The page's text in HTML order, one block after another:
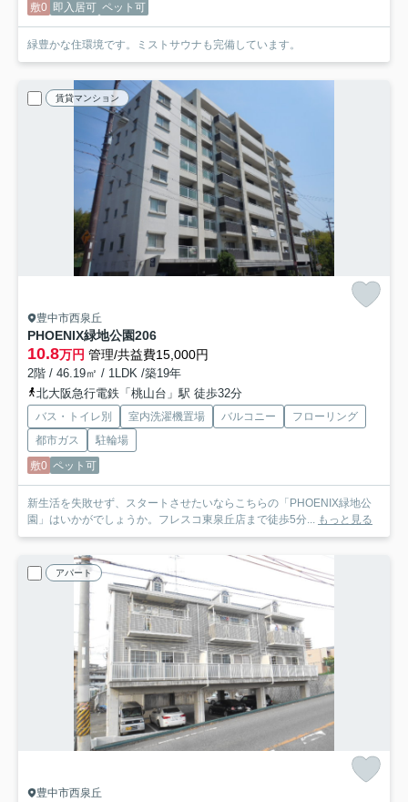
敷0 即入居可 ペット可
緑豊かな住環境です。ミストサウナも完備しています。
賃貸マンション
豊中市西泉丘
PHOENIX緑地公園206
10.8万円 管理/共益費15,000円
2階 / 46.19㎡ / 1LDK /築19年
北大阪急行電鉄「桃山台」駅 徒歩32分
バス・トイレ別 室内洗濯機置場 バルコニー
フローリング
都市ガス
駐輪場
敷0 ペット可
新生活を失敗せず、スタートさせたいならこちらの「PHOENIX緑地公
園」はいかがでしょうか。フレスコ東泉丘店まで徒歩5分... もっと見る
アパート
豊中市西泉丘